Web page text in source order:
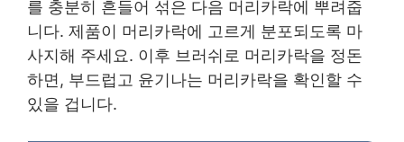
를 충분히 흔들어 섞은 다음 머리카락에 뿌려줍
니다. 제품이 머리카락에 고르게 분포되도록 마
사지해 주세요. 이후 브러쉬로 머리카락을 정돈
하면, 부드럽고 윤기나는 머리카락을 확인할 수
있을 겁니다.